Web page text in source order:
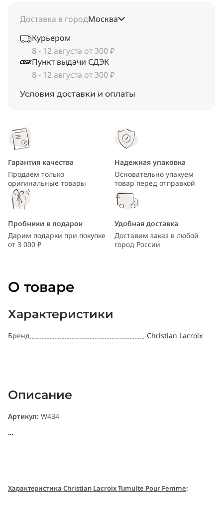
Доставка в городМосква
Курьером
8 - 12 августа от 300 ₽
Пункт выдачи СДЭК
8 - 12 августа от 300 ₽
Условия доставки и оплаты
Гарантия качества
Продаем только
оригинальные товары
Надежная упаковка
Основательно упакуем
товар перед отправкой
Пробники в подарок
Дарим подарки при покупке
от 3 000 ₽
Удобная доставка
Доставим заказ в любой
город России
О товаре
Характеристики
Бренд Christian Lacroix
Описание
Артикул: W434
Характеристика Christian Lacroix Tumulte Pour Femme: